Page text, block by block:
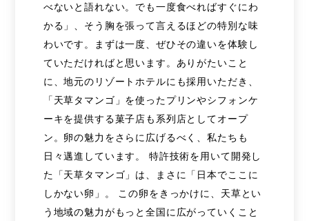
べないと語れない。でも一度食べればすぐにわ
かる」、そう胸を張って言えるほどの特別な味
わいです。まずは一度、ぜひその違いを体験し
ていただければと思います。ありがたいこと
に、地元のリゾートホテルにも採用いただき、
「天草タマンゴ」を使ったプリンやシフォンケ
ーキを提供する菓子店も系列店としてオープ
ン。卵の魅力をさらに広げるべく、私たちも
日々邁進しています。 特許技術を用いて開発し
た「天草タマンゴ」は、まさに「日本でここに
しかない卵」。 この卵をきっかけに、天草とい
う地域の魅力がもっと全国に広がっていくこと